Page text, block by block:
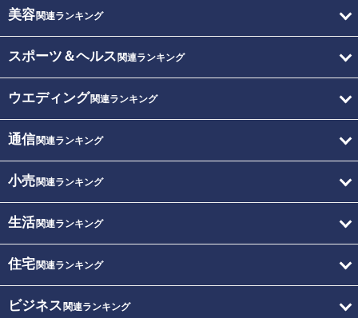
美容関連ランキング
スポーツ＆ヘルス 関連ランキング
ウエディング関連ランキング
通信関連ランキング
小売関連ランキング
生活関連ランキング
住宅関連ランキング
ビジネス 関連ランキング